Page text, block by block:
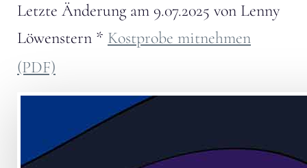
Letzte Änderung am 9.07.2025 von Lenny
Löwenstern * Kostprobe mitnehmen
(PDF)